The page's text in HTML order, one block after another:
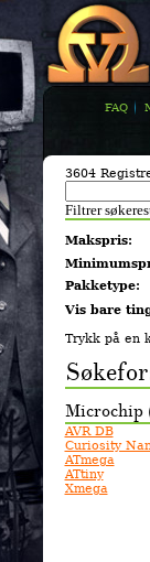
FAQ
3604
Filtrer
Makspris:
Pakketype:
Vis bare
Trykk på en
Microchip
AVR DB
Curiosity
ATmega
ATtiny
Xmega